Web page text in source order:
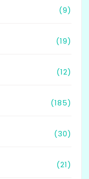
(9)
(19)
(12)
(185)
(30)
(21)